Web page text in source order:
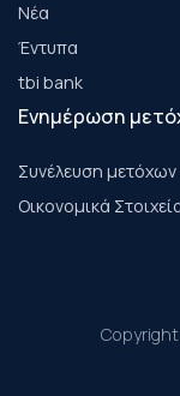
Νέα
Έντυπα
tbi bank
Ενημέρωση
Συνέλευση μετόχων
Οικονομικά